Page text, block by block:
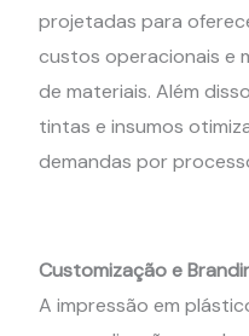
projetadas para
custos operacionais e
de materiais. Além
tintas e insumos
demandas por
Customização e
A impressão em